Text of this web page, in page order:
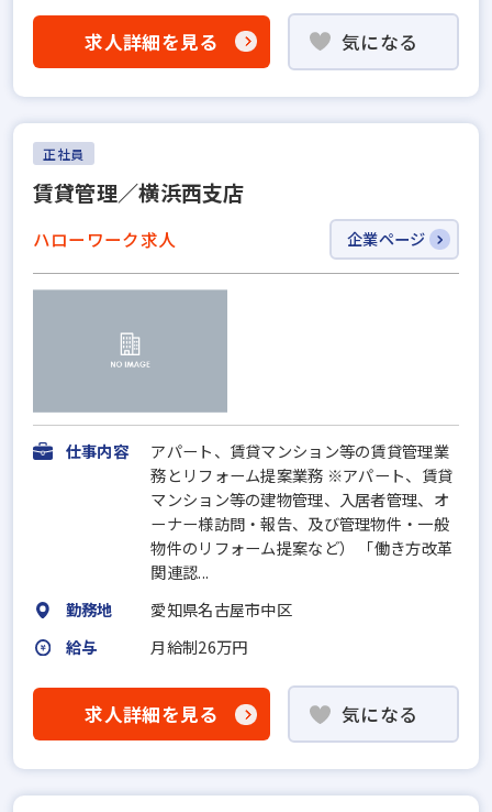
求人詳細を見る 気になる
正社員
賃貸管理／横浜西支店
ハローワーク求人 企業ページ
仕事内容
アパート、賃貸マンション等の賃貸管理業
務とリフォーム提案業務 ※アパート、賃貸
マンション等の建物管理、入居者管理、オ
ーナー様訪問・報告、及び管理物件・一般
物件のリフォーム提案など） 「働き方改革
関連認...
勤務地
愛知県名古屋市中区
給与
月給制26万円
求人詳細を見る 気になる